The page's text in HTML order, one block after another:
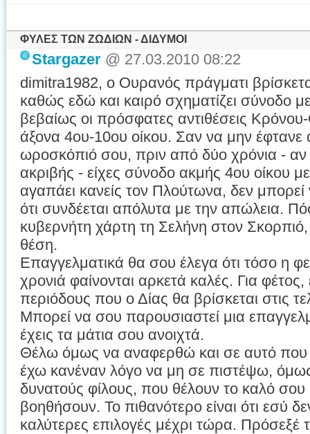
ΦΥΛΕΣ ΤΩΝ ΖΩΔΙΩΝ - ΔΙΔΥΜΟΙ
Stargazer @ 27.03.2010 08:22
dimitra1982, ο Ουρανός πράγματι
καθώς εδώ και καιρό σχηματίζει σύνοδο
βεβαίως οι πρόσφατες αντιθέσεις
άξονα 4ου-10ου οίκου. Σαν να μην
ωροσκόπιό σου, πριν από δύο χρόνια - αν
ακριβής - είχες σύνοδο ακμής 4ου οίκου
αγαπάει κανείς τον Πλούτωνα, δεν
ότι συνδέεται απόλυτα με την απώλεια.
κυβερνήτη χάρτη τη Σελήνη στον
θέση.
Επαγγελματικά θα σου έλεγα ότι τόσο η
χρονιά φαίνονται αρκετά καλές. Για
περιόδους που ο Δίας θα βρίσκεται στις
Μπορεί να σου παρουσιαστεί μια
έχεις τα μάτια σου ανοιχτά.
Θέλω όμως να αναφερθώ και σε αυτό που
έχω κανέναν λόγο να μη σε πιστέψω,
δυνατούς φίλους, που θέλουν το καλό σου
βοηθήσουν. Το πιθανότερο είναι ότι εσύ
καλύτερες επιλογές μέχρι τώρα. Πρόσεξέ